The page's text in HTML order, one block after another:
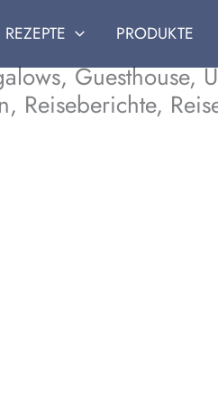
REZEPTE PRODUKTE
Guesthouse,
Reiseberichte,